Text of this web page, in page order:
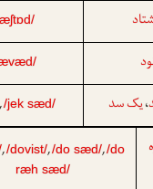
/jek sæd/ ،یک سد
,/dovist/,/do sæd/,/do
ræh sæd/